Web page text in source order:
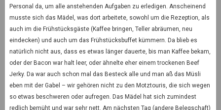
Personal da, um alle anstehenden Aufgaben zu erledigen. Anscheinend
musste sich das Mädel, was dort arbeitete, sowohl um die Rezeption, als
auch im die Frühstücksgäste (Kaffee bringen, Teller abräumen, neu
eindecken) und auch um das Frühstücksbuffet kümmern. Da blieb es
natürlich nicht aus, dass es etwas länger dauerte, bis man Kaffee bekam,
oder der Bacon war halt leer, oder ähnelte eher einem trockenen Beef
Jerky. Da war auch schon mal das Besteck alle und man aß das Müsli
eben mit der Gabel – wir gehören nicht zu den Motztouris, die sich wegen
so etwas beschweren oder aufregen. Das Mädel hat sich zumindest
redlich bemüht und war sehr nett. Am nächsten Tag (andere Belegschaft)